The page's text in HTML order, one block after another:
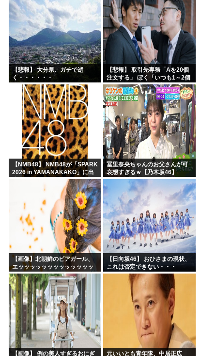
【悲報】 大分県、ガチで逝
く・・・・・・
【悲報】 取引先専務「Aを20個
注文する」 ぼく「いつも1～2個
しか使わないけど本当に20であ
ってる？」 取専「あってる」→
結果『こう』なったんだが...
【NMB48】 NMB48が「SPARK
2026 in YAMANAKAKO」に出
冨里奈央ちゃんのお父さんが可
哀想すぎるｗ【乃木坂46】
【画像】北朝鮮のビアガール、
エッッッッッッッッッッッッッ
ッッッッ！
【日向坂46】 おひさまの現状、
これは否定できない・・・
【画像】 例の美人すぎるおにぎ
元いいとも青年隊、中居正広